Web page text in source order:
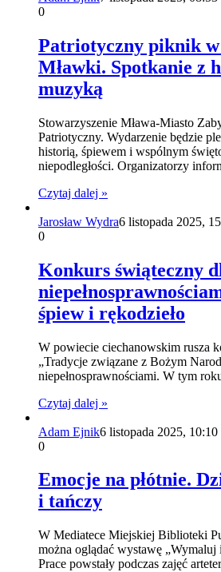
0
Patriotyczny piknik
Mławki. Spotkanie z
muzyką
Stowarzyszenie Mława-Miasto
Patriotyczny. Wydarzenie będzie
historią, śpiewem i wspólnym
niepodległości. Organizatorzy
Czytaj dalej »
Jarosław Wydra6 listopada 2025,
0
Konkurs świąteczny
śpiew i rękodzieło
W powiecie ciechanowskim rusza
„Tradycje związane z Bożym
niepełnosprawnościami. W tym
Czytaj dalej »
Adam Ejnik6 listopada 2025, 10:10
0
Emocje na płótnie.
i tańczy
W Mediatece Miejskiej Biblioteki
można oglądać wystawę
Prace powstały podczas zajęć